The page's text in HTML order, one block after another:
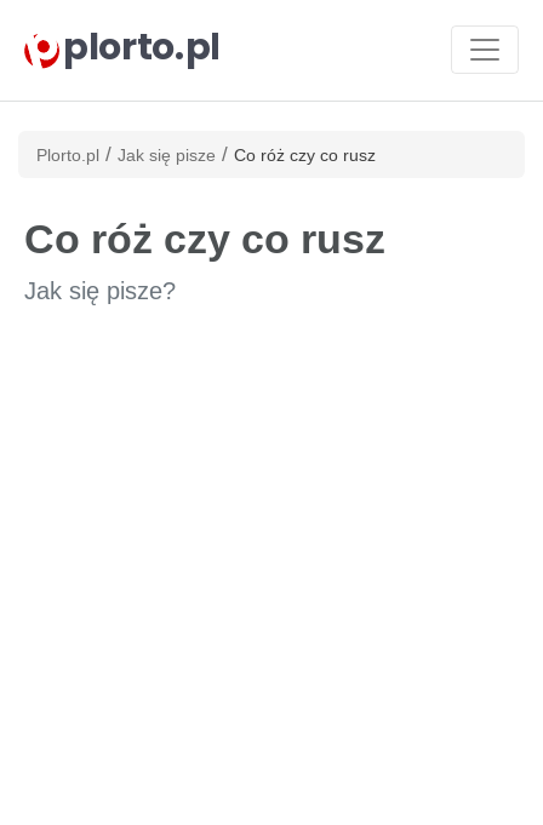
plorto.pl
Plorto.pl / Jak się pisze / Co róż czy co rusz
Co róż czy co rusz
Jak się pisze?